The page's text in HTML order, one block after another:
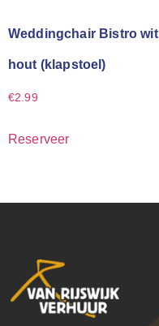
Weddingchair Bistro wit
hout (klapstoel)
€2.99
Reserveer